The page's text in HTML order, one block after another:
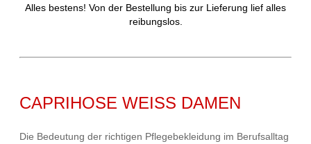
Alles bestens! Von der Bestellung bis zur Lieferung lief alles
reibungslos.
CAPRIHOSE WEISS DAMEN
Die Bedeutung der richtigen Pflegebekleidung im Berufsalltag